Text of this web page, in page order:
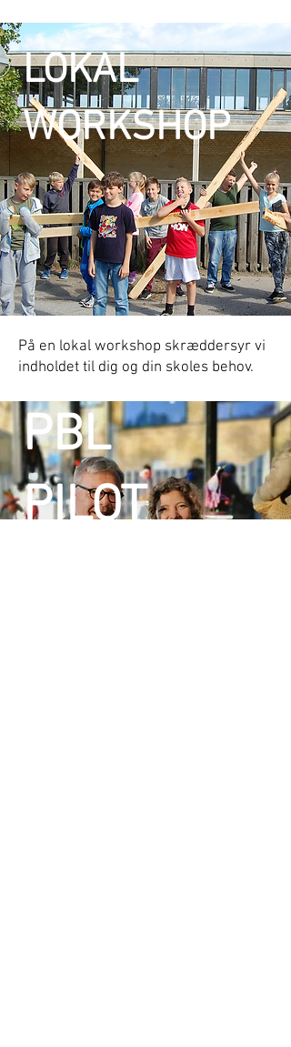
LOKAL
WORKSHOP
På en lokal workshop skræddersyr vi
indholdet til dig og din skoles behov.
PBL
PILOT